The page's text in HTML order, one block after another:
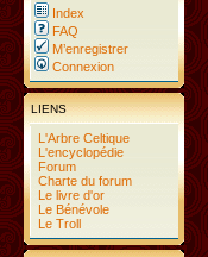
Index
FAQ
M’enregistrer
Connexion
LIENS
L'Arbre Celtique
L'encyclopédie
Forum
Charte du forum
Le livre d'or
Le Bénévole
Le Troll